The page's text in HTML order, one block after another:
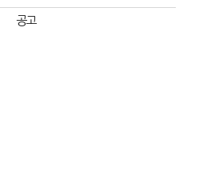
공고